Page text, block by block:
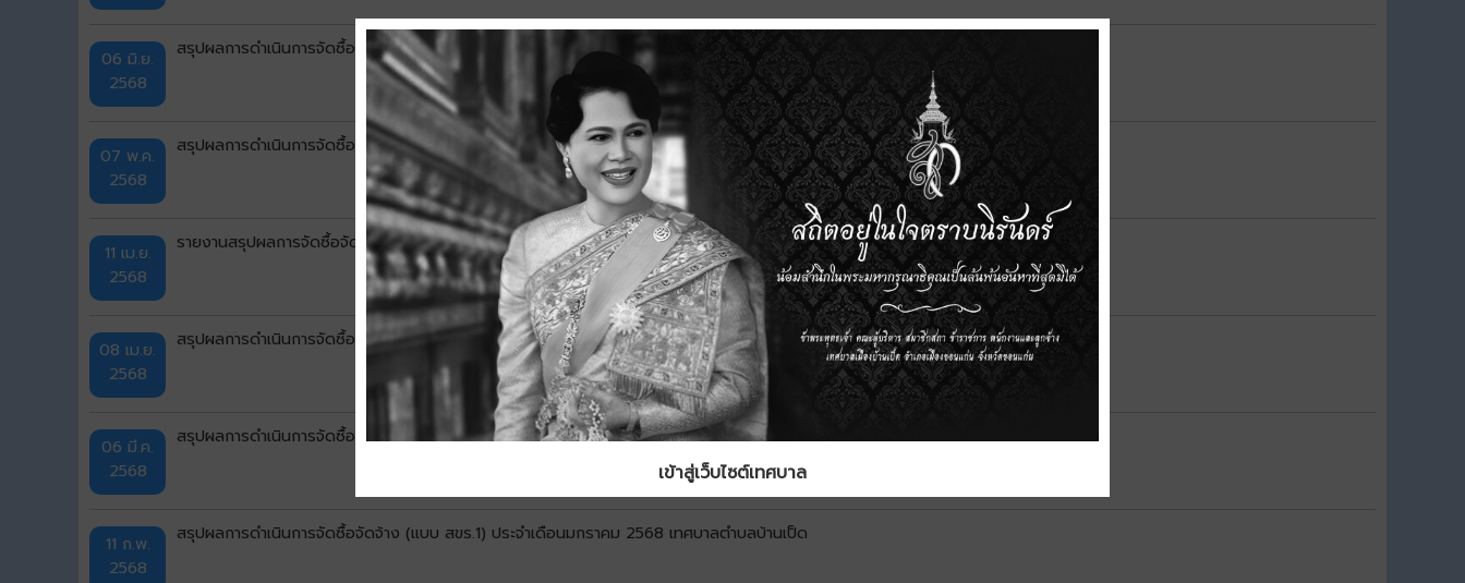
06 มิ.ย.
2568
สรุปผลการดำเนินการจัดซื้อจัดจ้าง (แบบ สขร.1) ประจำเดือนพฤษภาคม 2568 เทศบาลเมืองบ้านเป็ด
07 พ.ค.
2568
สรุปผลการดำเนินการจัดซื้อจัดจ้าง (แบบ สขร.1) ประจำเดือนเมษายน 2568 เทศบาลเมืองบ้านเป็ด
11 เม.ย.
2568
รายงานสรุปผลการจัดซื้อจัดจ้างของเทศบาลเมืองบ้านเป็ด ประจำปีงบประมาณ พ.ศ. 2568 (ประเภทรายจ่ายหมวดงบลงทุน)
08 เม.ย.
2568
สรุปผลการดำเนินการจัดซื้อจัดจ้าง (แบบ สขร.1) ประจำเดือนมีนาคม 2568 เทศบาลเมืองบ้านเป็ด
06 มี.ค.
2568
สรุปผลการดำเนินการจัดซื้อจัดจ้าง (แบบ สขร.1) ประจำเดือนกุมภาพันธ์ 2568 เทศบาลตำบลบ้านเป็ด
11 ก.พ.
2568
สรุปผลการดำเนินการจัดซื้อจัดจ้าง (แบบ สขร.1) ประจำเดือนมกราคม 2568 เทศบาลตำบลบ้านเป็ด
เข้าสู่เว็บไซต์เทศบาล